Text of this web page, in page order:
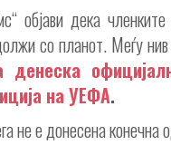
објави дека
со планот. Меѓу
денеска
на УЕФА.
не е донесена конечна